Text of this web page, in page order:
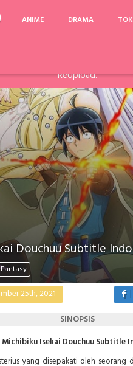
ANIME DRAMA
ReUpload.
Douchuu Subtitle
Fantasy
25th, 2021
SINOPSIS
Isekai Douchuu Subtitle
yang disepakati oleh